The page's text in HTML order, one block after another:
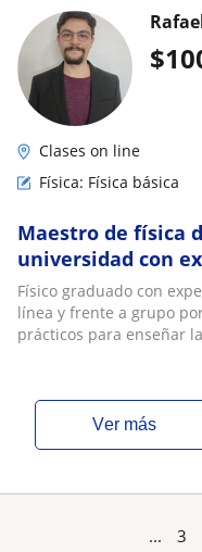
$
Clases on line
Física: Física básica
Maestro de física
universidad con
línea para adultos
Físico graduado con
línea y frente a grupo
prácticos para enseñar
ver más
... 3